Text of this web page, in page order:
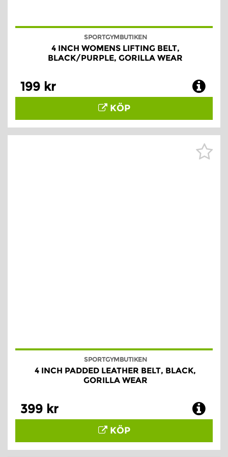
SPORTGYMBUTIKEN
4 INCH WOMENS LIFTING BELT,
BLACK/PURPLE, GORILLA WEAR
199 kr
KÖP
SPORTGYMBUTIKEN
4 INCH PADDED LEATHER BELT, BLACK,
GORILLA WEAR
399 kr
KÖP